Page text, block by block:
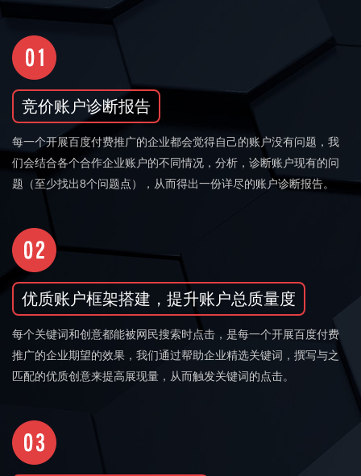
竞价账户诊断报告
每一个开展百度付费推广的企业都会觉得自己的账户没有问题，我
们会结合各个合作企业账户的不同情况，分析，诊断账户现有的问
题（至少找出8个问题点），从而得出一份详尽的账户诊断报告。
优质账户框架搭建，提升账户总质量度
每个关键词和创意都能被网民搜索时点击，是每一个开展百度付费
推广的企业期望的效果，我们通过帮助企业精选关键词，撰写与之
匹配的优质创意来提高展现量，从而触发关键词的点击。